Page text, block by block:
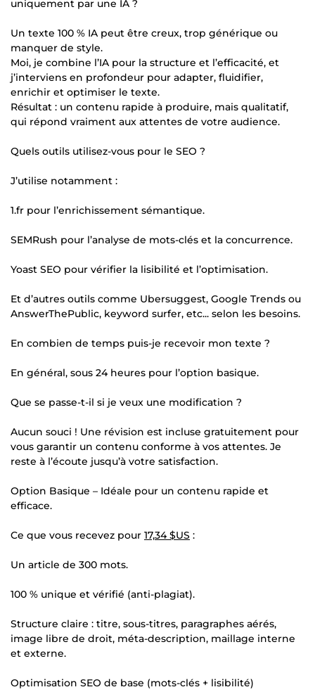
uniquement par une IA ?
Un texte 100 % IA peut être creux, trop générique ou
manquer de style.
Moi, je combine l’IA pour la structure et l’efficacité, et
j’interviens en profondeur pour adapter, fluidifier,
enrichir et optimiser le texte.
Résultat : un contenu rapide à produire, mais qualitatif,
qui répond vraiment aux attentes de votre audience.
Quels outils utilisez-vous pour le SEO ?
J’utilise notamment :
1.fr pour l’enrichissement sémantique.
SEMRush pour l’analyse de mots-clés et la concurrence.
Yoast SEO pour vérifier la lisibilité et l’optimisation.
Et d’autres outils comme Ubersuggest, Google Trends ou
AnswerThePublic, keyword surfer, etc... selon les besoins.
En combien de temps puis-je recevoir mon texte ?
En général, sous 24 heures pour l’option basique.
Que se passe-t-il si je veux une modification ?
Aucun souci ! Une révision est incluse gratuitement pour
vous garantir un contenu conforme à vos attentes. Je
reste à l’écoute jusqu’à votre satisfaction.
Option Basique – Idéale pour un contenu rapide et
efficace.
Ce que vous recevez pour 17,34 $US :
Un article de 300 mots.
100 % unique et vérifié (anti-plagiat).
Structure claire : titre, sous-titres, paragraphes aérés,
image libre de droit, méta-description, maillage interne
et externe.
Optimisation SEO de base (mots-clés + lisibilité)